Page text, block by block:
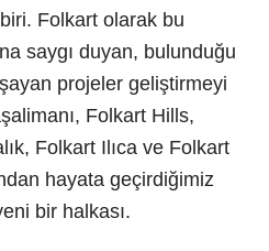
Folkart olarak bu
saygı duyan, bulunduğu
projeler geliştirmeyi
Folkart Hills,
Folkart Ilıca ve Folkart
hayata geçirdiğimiz
bir halkası.